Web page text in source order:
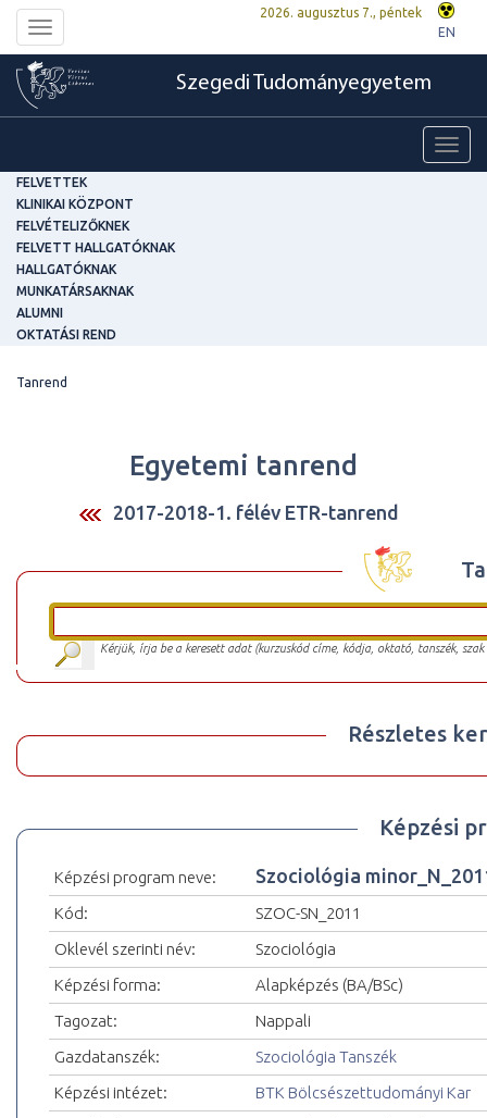
Toggle
navigation
2026. augusztus 7., péntek
EN
Szegedi Tudományegyetem
FELVETTEK
KLINIKAI KÖZPONT
FELVÉTELIZŐKNEK
FELVETT HALLGATÓKNAK
HALLGATÓKNAK
MUNKATÁRSAKNAK
ALUMNI
OKTATÁSI REND
Tanrend
Egyetemi tanrend
2017-2018-1. félév ETR-tanrend
Kérjük, írja be a keresett adat (kurzuskód címe, kódja, oktató, tanszék,
Részletes
Képzési
Képzési program neve: Szociológia
Kód:
SZOC-SN_2011
Oklevél szerinti név:
Szociológia
Képzési forma:
Alapképzés (BA/BSc)
Tagozat:
Nappali
Gazdatanszék:
Szociológia Tanszék
Képzési intézet:
BTK Bölcsészettudományi Kar